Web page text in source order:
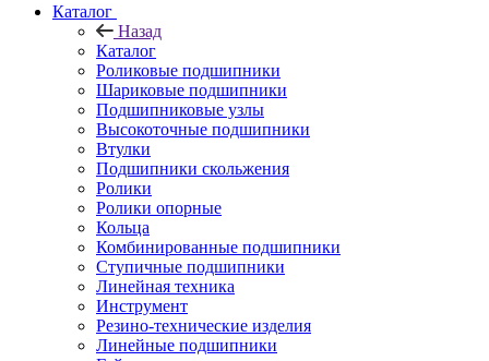
Каталог
Назад
Каталог
Роликовые подшипники
Шариковые подшипники
Подшипниковые узлы
Высокоточные подшипники
Втулки
Подшипники скольжения
Ролики
Ролики опорные
Кольца
Комбинированные подшипники
Ступичные подшипники
Линейная техника
Инструмент
Резино-технические изделия
Линейные подшипники